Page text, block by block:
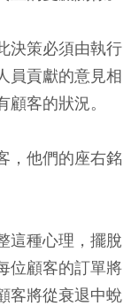
決策必須由執行
員貢獻的意見相
客的狀況。
，他們的座右銘
這種心理，擺脫
位顧客的訂單將
客將從衰退中蛻